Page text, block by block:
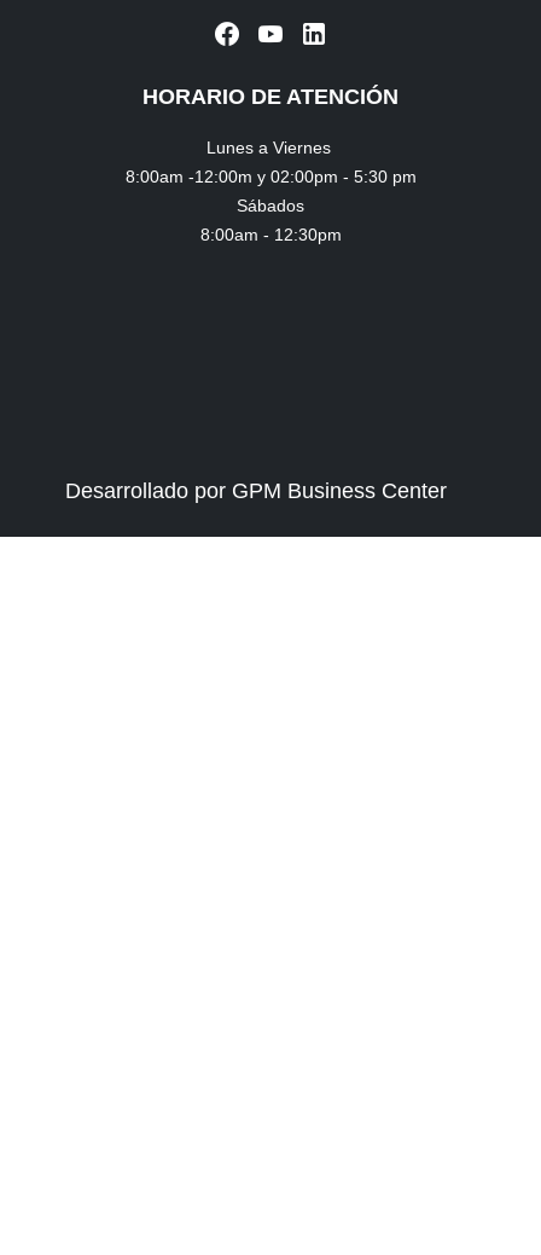
HORARIO DE ATENCIÓN
Lunes a Viernes
8:00am -12:00m y 02:00pm - 5:30 pm
Sábados
8:00am - 12:30pm
Desarrollado por GPM Business Center